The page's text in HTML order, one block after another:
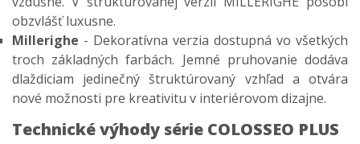
obzvlášť luxusne.
Millerighe - Dekoratívna verzia dostupná vo všetkých
troch základných farbách. Jemné pruhovanie dodáva
dlaždiciam jedinečný štruktúrovaný vzhľad a otvára
nové možnosti pre kreativitu v interiérovom dizajne.
Technické výhody série COLOSSEO PLUS